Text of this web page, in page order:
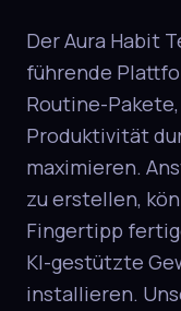
Der Aura Habit
führende
Routine-
Produktivität
maximieren.
zu erstellen,
Fingertipp
KI-gestützte
installieren.